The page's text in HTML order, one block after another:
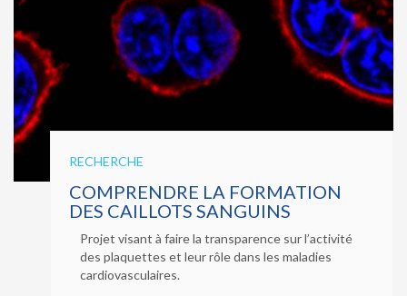
RECHERCHE
COMPRENDRE LA FORMATION
DES CAILLOTS SANGUINS
Projet visant à faire la transparence sur l’activité
des plaquettes et leur rôle dans les maladies
cardiovasculaires.